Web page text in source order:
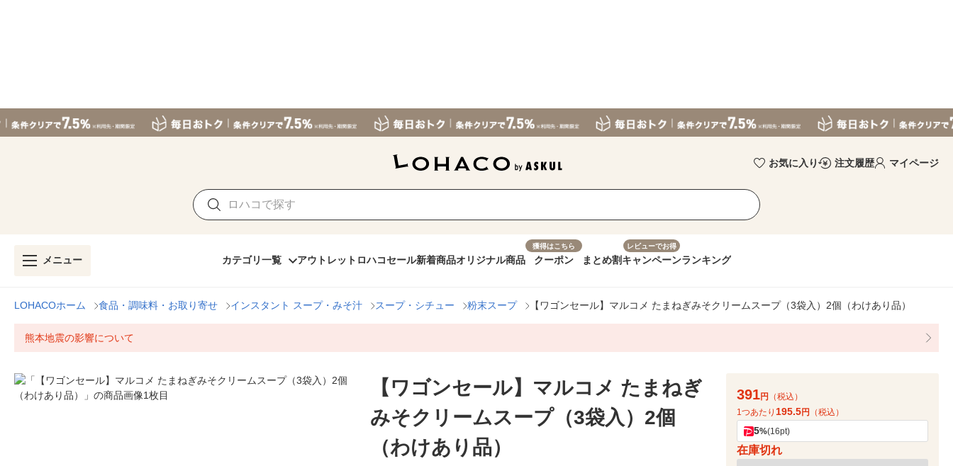
お気に入り 注文履歴 マイページ
メニュー カテゴリ一覧 アウトレット ロハコセール新着商品オリジナル商品
獲得はこちら
クーポン まとめ割
レビューでお得
キャンペーンランキング
LOHACOホーム 食品・調味料・お取り寄せ インスタント スープ・みそ汁 スープ・シチュー 粉末スープ 【ワゴンセール】マルコメ たまねぎみそクリームスープ（3袋入）2個（わけあり品）
熊本地震の影響について
【ワゴンセール】マルコメ たまねぎ
みそクリームスープ（3袋入）2個
（わけあり品）
391円
（税込）
1つあたり 195.5円 （税込）
5%(16pt)
在庫切れ